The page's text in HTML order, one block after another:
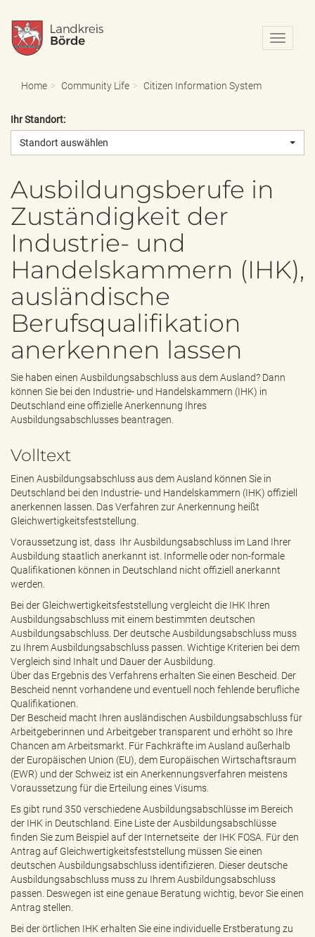
N
a
o
u
s
n
Home Community Life Citizen Information System
Ihr Standort:
Standort auswählen
Ausbildungsberufe in
Zuständigkeit der
Industrie- und
Handelskammern (IHK),
ausländische
Berufsqualifikation
anerkennen lassen
Sie haben einen Ausbildungsabschluss aus dem Ausland? Dann
können Sie bei den Industrie- und Handelskammern (IHK) in
Deutschland eine offizielle Anerkennung Ihres
Ausbildungsabschlusses beantragen.
Volltext
Einen Ausbildungsabschluss aus dem Ausland können Sie in
Deutschland bei den Industrie- und Handelskammern (IHK) offiziell
anerkennen lassen. Das Verfahren zur Anerkennung heißt
Gleichwertigkeitsfeststellung.
Voraussetzung ist, dass Ihr Ausbildungsabschluss im Land Ihrer
Ausbildung staatlich anerkannt ist. Informelle oder non-formale
Qualifikationen können in Deutschland nicht offiziell anerkannt
werden.
Bei der Gleichwertigkeitsfeststellung vergleicht die IHK Ihren
Ausbildungsabschluss mit einem bestimmten deutschen
Ausbildungsabschluss. Der deutsche Ausbildungsabschluss muss
zu Ihrem Ausbildungsabschluss passen. Wichtige Kriterien bei dem
Vergleich sind Inhalt und Dauer der Ausbildung.
Über das Ergebnis des Verfahrens erhalten Sie einen Bescheid. Der
Bescheid nennt vorhandene und eventuell noch fehlende berufliche
Qualifikationen.
Der Bescheid macht Ihren ausländischen Ausbildungsabschluss für
Arbeitgeberinnen und Arbeitgeber transparent und erhöht so Ihre
Chancen am Arbeitsmarkt. Für Fachkräfte im Ausland außerhalb
der Europäischen Union (EU), dem Europäischen Wirtschaftsraum
(EWR) und der Schweiz ist ein Anerkennungsverfahren meistens
Voraussetzung für die Erteilung eines Visums.
Es gibt rund 350 verschiedene Ausbildungsabschlüsse im Bereich
der IHK in Deutschland. Eine Liste der Ausbildungsabschlüsse
finden Sie zum Beispiel auf der Internetseite der IHK FOSA. Für den
Antrag auf Gleichwertigkeitsfeststellung müssen Sie einen
deutschen Ausbildungsabschluss identifizieren. Dieser deutsche
Ausbildungsabschluss muss zu Ihrem Ausbildungsabschluss
passen. Deswegen ist eine genaue Beratung wichtig, bevor Sie einen
Antrag stellen.
Bei der örtlichen IHK erhalten Sie eine individuelle Erstberatung zu